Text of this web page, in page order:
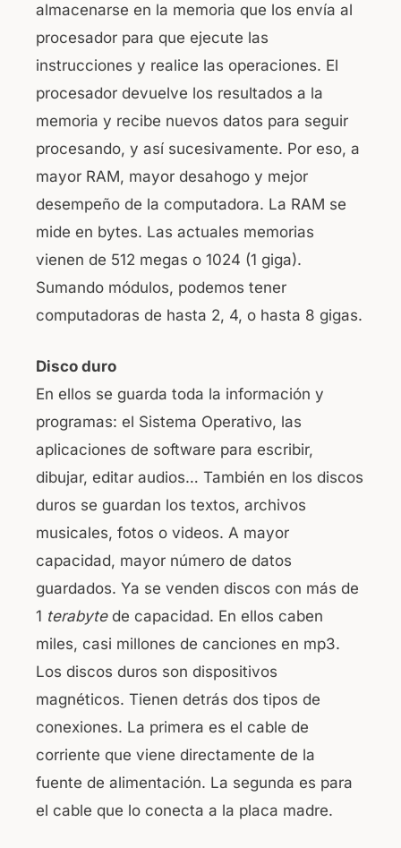
almacenarse en la memoria que los envía al
procesador para que ejecute las
instrucciones y realice las operaciones. El
procesador devuelve los resultados a la
memoria y recibe nuevos datos para seguir
procesando, y así sucesivamente. Por eso, a
mayor RAM, mayor desahogo y mejor
desempeño de la computadora. La RAM se
mide en bytes. Las actuales memorias
vienen de 512 megas o 1024 (1 giga).
Sumando módulos, podemos tener
computadoras de hasta 2, 4, o hasta 8 gigas.
Disco duro
En ellos se guarda toda la información y
programas: el Sistema Operativo, las
aplicaciones de software para escribir,
dibujar, editar audios… También en los discos
duros se guardan los textos, archivos
musicales, fotos o videos. A mayor
capacidad, mayor número de datos
guardados. Ya se venden discos con más de
1 terabytede capacidad. En ellos caben
miles, casi millones de canciones en mp3.
Los discos duros son dispositivos
magnéticos. Tienen detrás dos tipos de
conexiones. La primera es el cable de
corriente que viene directamente de la
fuente de alimentación. La segunda es para
el cable que lo conecta a la placa madre.